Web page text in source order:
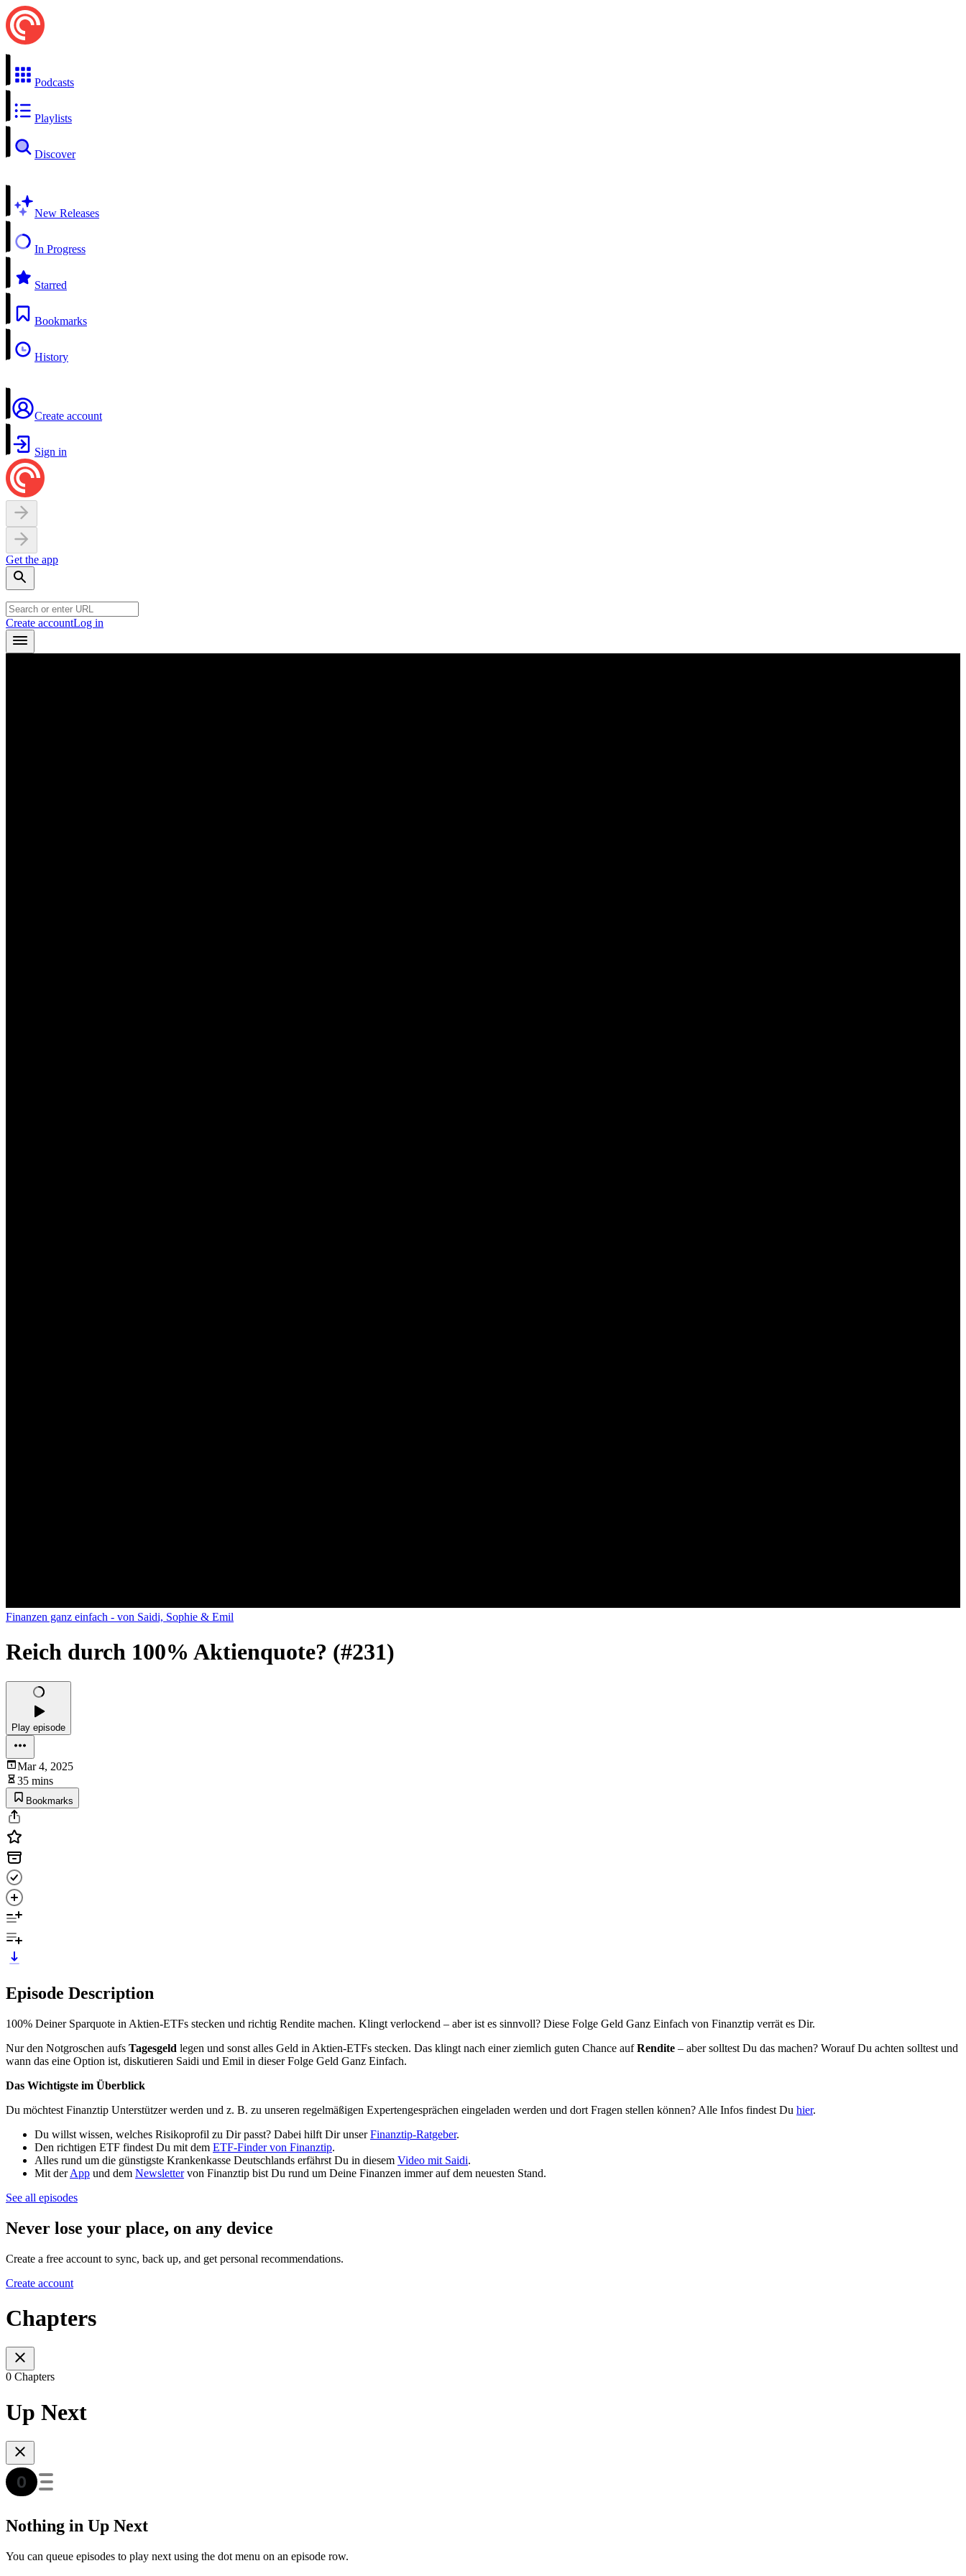
Podcasts
Playlists
Discover
New Releases
In Progress
Starred
Bookmarks
History
Create account
Sign in
Get the app
Create accountLog in
Finanzen ganz einfach - von Saidi, Sophie & Emil
Reich durch 100% Aktienquote? (#231)
Play episode
Mar 4, 2025
35 mins
Bookmarks
Episode Description
100% Deiner Sparquote in Aktien-ETFs stecken und richtig Rendite machen. Klingt verlockend – aber ist es sinnvoll? Diese Folge Geld Ganz Einfach von Finanztip verrät es Dir.
Nur den Notgroschen aufs Tagesgeld legen und sonst alles Geld in Aktien-ETFs stecken. Das klingt nach einer ziemlich guten Chance aufRendite – aber solltest Du das machen? Worauf Du achten solltest und
wann das eine Option ist, diskutieren Saidi und Emil in dieser Folge Geld Ganz Einfach.
Das Wichtigste im Überblick
Du möchtest Finanztip Unterstützer werden und z. B. zu unseren regelmäßigen Expertengesprächen eingeladen werden und dort Fragen stellen können? Alle Infos findest Du hier.
Du willst wissen, welches Risikoprofil zu Dir passt? Dabei hilft Dir unserFinanztip-Ratgeber.
Den richtigen ETF findest Du mit dem ETF-Finder von Finanztip.
Alles rund um die günstigste Krankenkasse Deutschlands erfährst Du in diesem Video mit Saidi.
Mit derApp und dem Newslettervon Finanztip bist Du rund um Deine Finanzen immer auf dem neuesten Stand.
See all episodes
Never lose your place, on any device
Create a free account to sync, back up, and get personal recommendations.
Create account
Chapters
0 Chapters
Up Next
Nothing in Up Next
You can queue episodes to play next using the dot menu on an episode row.